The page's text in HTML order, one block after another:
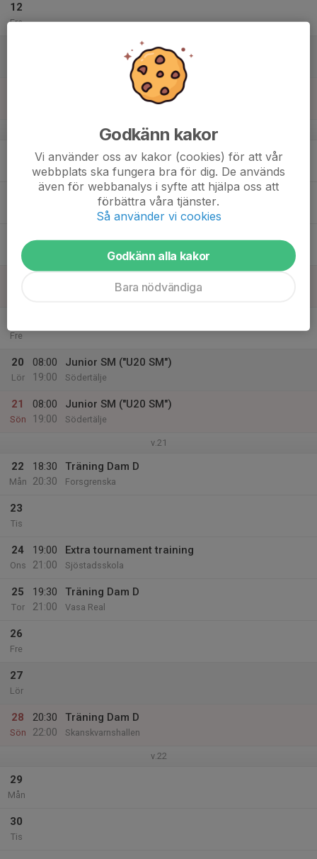
12
Fre
v.20
18:30
20:30
Träning Dam D
Forsgrenska
Ons
Fre
20
Lör
08:00
19:00
Junior SM ("U20 SM")
Södertälje
21
Sön
08:00
19:00
Junior SM ("U20 SM")
Södertälje
v.21
22
Mån
18:30
20:30
Träning Dam D
Forsgrenska
23
Tis
24
Ons
19:00
21:00
Extra tournament training
Sjöstadsskola
25
Tor
19:30
21:00
Träning Dam D
Vasa Real
26
Fre
27
Lör
28
Sön
20:30
22:00
Träning Dam D
Skanskvarnshallen
v.22
29
Mån
30
Tis
Godkänn kakor
Vi använder oss av kakor (cookies) för att vår
webbplats ska fungera bra för dig. De används
även för webbanalys i syfte att hjälpa oss att
förbättra våra tjänster.
Så använder vi cookies
Godkänn alla kakor
Bara nödvändiga